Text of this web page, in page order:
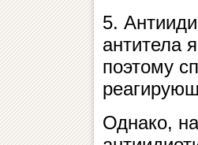
5.
антитела
поэтому
Однако,